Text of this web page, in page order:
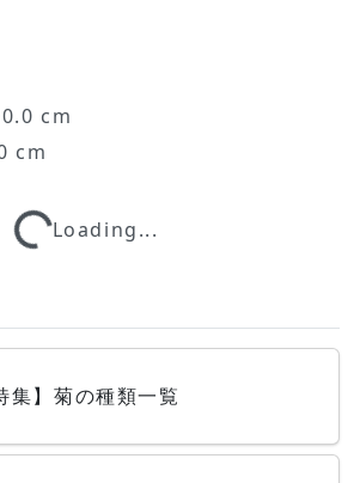
cm
cm
Loading...Loading...
集】菊の種類一覧